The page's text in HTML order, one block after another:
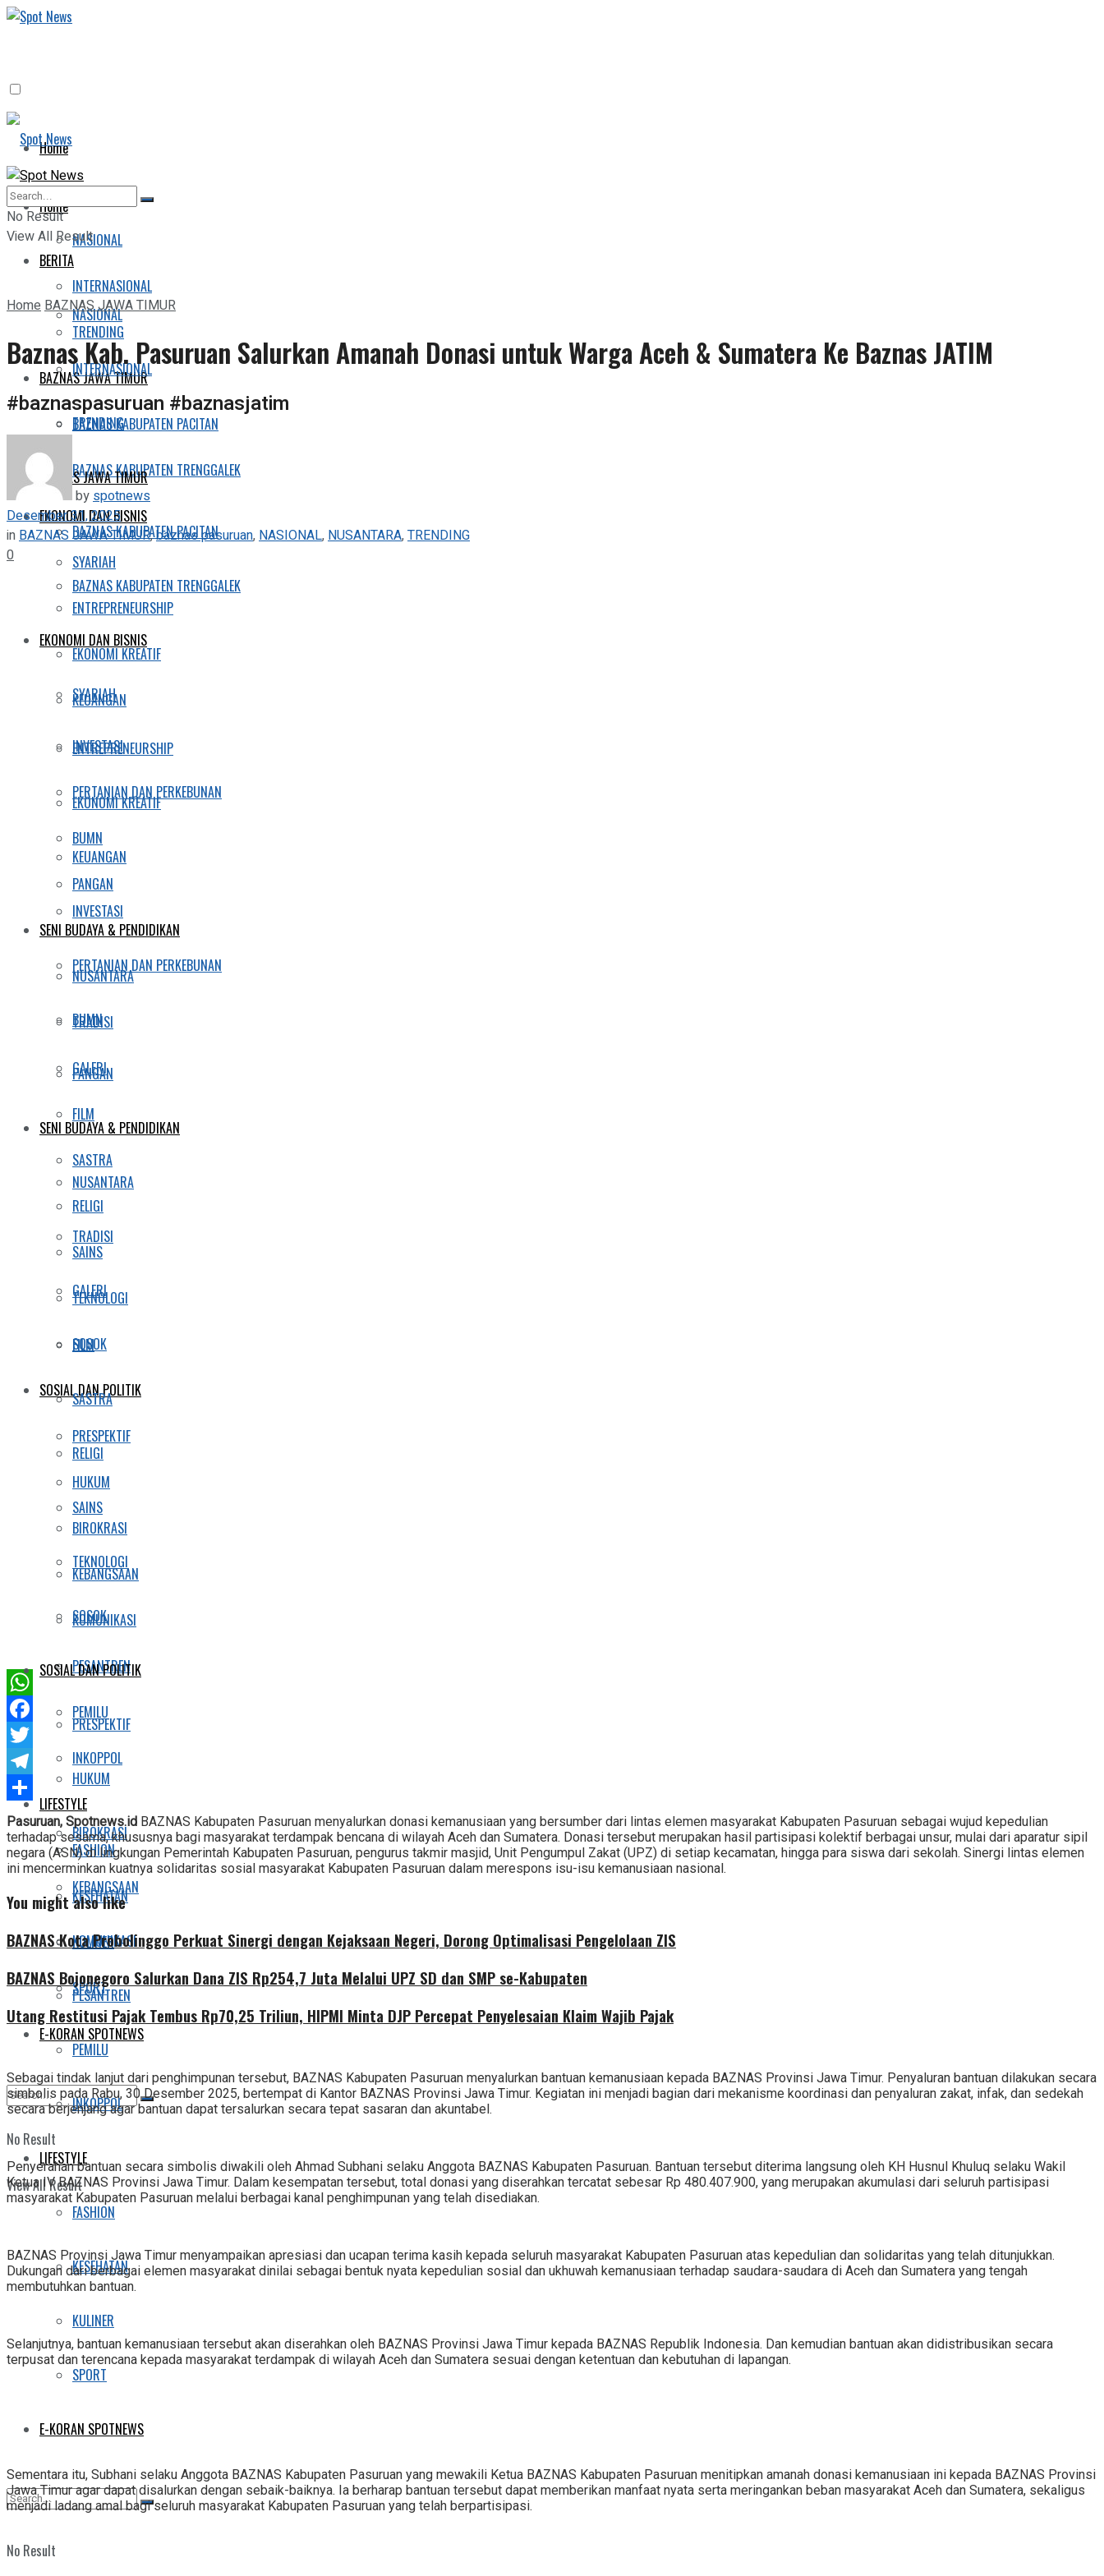
Home
BERITA
NASIONAL
INTERNASIONAL
TRENDING
BAZNAS JAWA TIMUR
BAZNAS KABUPATEN PACITAN
BAZNAS KABUPATEN TRENGGALEK
EKONOMI DAN BISNIS
SYARIAH
ENTREPRENEURSHIP
EKONOMI KREATIF
KEUANGAN
INVESTASI
PERTANIAN DAN PERKEBUNAN
BUMN
PANGAN
SENI BUDAYA & PENDIDIKAN
NUSANTARA
TRADISI
GALERI
FILM
SASTRA
RELIGI
SAINS
TEKNOLOGI
SOSOK
SOSIAL DAN POLITIK
PRESPEKTIF
HUKUM
BIROKRASI
KEBANGSAAN
KOMUNIKASI
PESANTREN
PEMILU
INKOPPOL
LIFESTYLE
FASHION
KESEHATAN
KULINER
SPORT
E-KORAN SPOTNEWS
No Result
View All Result
Home
BERITA
NASIONAL
INTERNASIONAL
TRENDING
BAZNAS JAWA TIMUR
BAZNAS KABUPATEN PACITAN
BAZNAS KABUPATEN TRENGGALEK
EKONOMI DAN BISNIS
SYARIAH
ENTREPRENEURSHIP
EKONOMI KREATIF
KEUANGAN
INVESTASI
PERTANIAN DAN PERKEBUNAN
BUMN
PANGAN
SENI BUDAYA & PENDIDIKAN
NUSANTARA
TRADISI
GALERI
FILM
SASTRA
RELIGI
SAINS
TEKNOLOGI
SOSOK
SOSIAL DAN POLITIK
PRESPEKTIF
HUKUM
BIROKRASI
KEBANGSAAN
KOMUNIKASI
PESANTREN
PEMILU
INKOPPOL
LIFESTYLE
FASHION
KESEHATAN
KULINER
SPORT
E-KORAN SPOTNEWS
No Result
No Result
View All Result
HomeBAZNAS JAWA TIMUR
Baznas Kab. Pasuruan Salurkan Amanah Donasi untuk Warga Aceh & Sumatera Ke Baznas JATIM
#baznaspasuruan #baznasjatim
by spotnews
Desember 31, 2025
in BAZNAS JAWA TIMUR,baznas pasuruan, NASIONAL, NUSANTARA,TRENDING
0
WhatsApp
Facebook
Twitter
Telegram
Share
Pasuruan, Spotnews.id BAZNAS Kabupaten Pasuruan menyalurkan donasi kemanusiaan yang bersumber dari lintas elemen masyarakat Kabupaten Pasuruan sebagai wujud kepedulian
terhadap sesama, khususnya bagi masyarakat terdampak bencana di wilayah Aceh dan Sumatera. Donasi tersebut merupakan hasil partisipasi kolektif berbagai unsur, mulai dari aparatur sipil
negara (ASN) di lingkungan Pemerintah Kabupaten Pasuruan, pengurus takmir masjid, Unit Pengumpul Zakat (UPZ) di setiap kecamatan, hingga para siswa dari sekolah. Sinergi lintas elemen
ini mencerminkan kuatnya solidaritas sosial masyarakat Kabupaten Pasuruan dalam merespons isu-isu kemanusiaan nasional.
You might also like
BAZNAS Kota Probolinggo Perkuat Sinergi dengan Kejaksaan Negeri, Dorong Optimalisasi Pengelolaan ZIS
BAZNAS Bojonegoro Salurkan Dana ZIS Rp254,7 Juta Melalui UPZ SD dan SMP se-Kabupaten
Utang Restitusi Pajak Tembus Rp70,25 Triliun, HIPMI Minta DJP Percepat Penyelesaian Klaim Wajib Pajak
Sebagai tindak lanjut dari penghimpunan tersebut, BAZNAS Kabupaten Pasuruan menyalurkan bantuan kemanusiaan kepada BAZNAS Provinsi Jawa Timur. Penyaluran bantuan dilakukan secara
simbolis pada Rabu, 30 Desember 2025, bertempat di Kantor BAZNAS Provinsi Jawa Timur. Kegiatan ini menjadi bagian dari mekanisme koordinasi dan penyaluran zakat, infak, dan sedekah
secara berjenjang agar bantuan dapat tersalurkan secara tepat sasaran dan akuntabel.
Penyerahan bantuan secara simbolis diwakili oleh Ahmad Subhani selaku Anggota BAZNAS Kabupaten Pasuruan. Bantuan tersebut diterima langsung oleh KH Husnul Khuluq selaku Wakil
Ketua IV BAZNAS Provinsi Jawa Timur. Dalam kesempatan tersebut, total donasi yang diserahkan tercatat sebesar Rp 480.407.900, yang merupakan akumulasi dari seluruh partisipasi
masyarakat Kabupaten Pasuruan melalui berbagai kanal penghimpunan yang telah disediakan.
BAZNAS Provinsi Jawa Timur menyampaikan apresiasi dan ucapan terima kasih kepada seluruh masyarakat Kabupaten Pasuruan atas kepedulian dan solidaritas yang telah ditunjukkan.
Dukungan dari berbagai elemen masyarakat dinilai sebagai bentuk nyata kepedulian sosial dan ukhuwah kemanusiaan terhadap saudara-saudara di Aceh dan Sumatera yang tengah
membutuhkan bantuan.
Selanjutnya, bantuan kemanusiaan tersebut akan diserahkan oleh BAZNAS Provinsi Jawa Timur kepada BAZNAS Republik Indonesia. Dan kemudian bantuan akan didistribusikan secara
terpusat dan terencana kepada masyarakat terdampak di wilayah Aceh dan Sumatera sesuai dengan ketentuan dan kebutuhan di lapangan.
Sementara itu, Subhani selaku Anggota BAZNAS Kabupaten Pasuruan yang mewakili Ketua BAZNAS Kabupaten Pasuruan menitipkan amanah donasi kemanusiaan ini kepada BAZNAS Provinsi
Jawa Timur agar dapat disalurkan dengan sebaik-baiknya. Ia berharap bantuan tersebut dapat memberikan manfaat nyata serta meringankan beban masyarakat Aceh dan Sumatera, sekaligus
menjadi ladang amal bagi seluruh masyarakat Kabupaten Pasuruan yang telah berpartisipasi.